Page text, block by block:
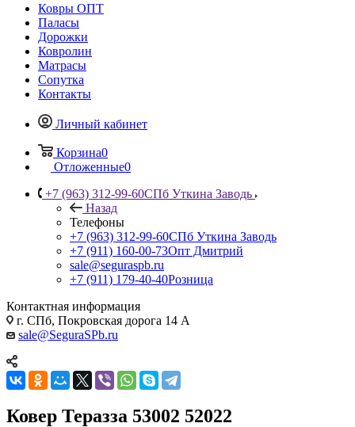
Ковры ОПТ
Паласы
Дорожки
Ковролин
Матрасы
Сопутка
Контакты
Личный кабинет
Корзина0
Отложенные0
+7 (963) 312-99-60СПб Уткина Заводь
Назад
Телефоны
+7 (963) 312-99-60СПб Уткина Заводь
+7 (911) 160-00-73Опт Дмитрий
sale@seguraspb.ru
+7 (911) 179-40-40Розница
Контактная информация
г. СПб, Покровская дорога 14 А
sale@SeguraSPb.ru
Ковер Теразза 53002 52022